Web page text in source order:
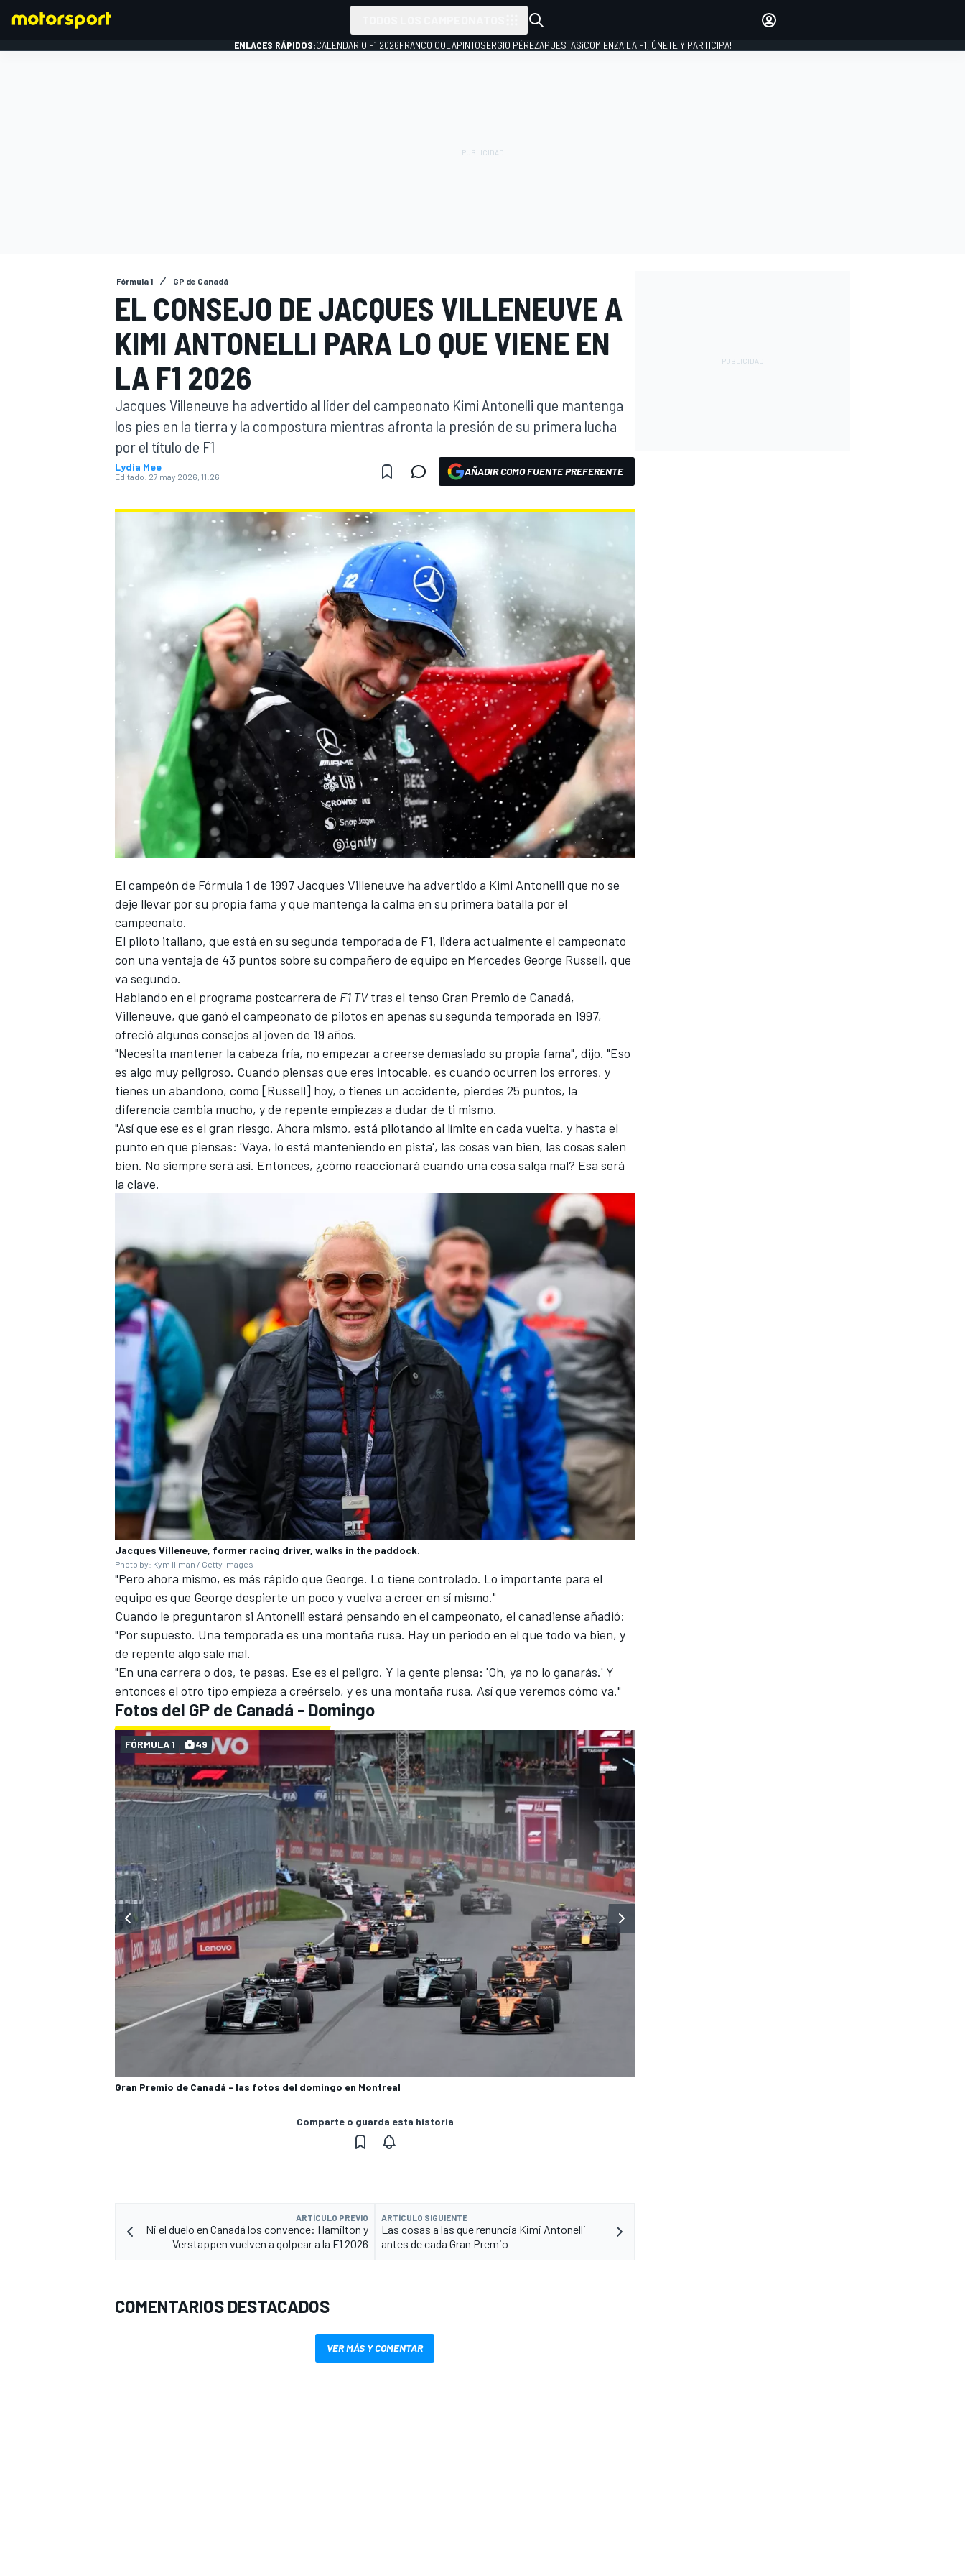
INDYCAR
NASCAR CUP
FÓRMULA E
MÁS CATEGORÍAS
INICIAR SESIÓN
ENLACES RÁPIDOS:CALENDARIO F1 2026FRANCO COLAPINTOSERGIO PÉREZAPUESTAS¡COMIENZA LA F1, ÚNETE Y PARTICIPA!
Fórmula 1 GP de Canadá
EL CONSEJO DE JACQUES VILLENEUVE A
KIMI ANTONELLI PARA LO QUE VIENE EN
LA F1 2026
Jacques Villeneuve ha advertido al líder del campeonato Kimi Antonelli que mantenga
los pies en la tierra y la compostura mientras afronta la presión de su primera lucha
por el título de F1
Lydia Mee
Editado: 27 may 2026, 11:26 AÑADIR COMO FUENTE PREFERENTE
El campeón de Fórmula 1 de 1997Jacques Villeneuve ha advertido a Kimi Antonelli que no se
deje llevar por su propia fama y que mantenga la calma en su primera batalla por el
campeonato.
El piloto italiano, que está en su segunda temporada de F1, lidera actualmente el campeonato
con una ventaja de 43 puntos sobre su compañero de equipo en Mercedes George Russell, que
va segundo.
Hablando en el programa postcarrera de F1 TVtras el tenso Gran Premio de Canadá,
Villeneuve, que ganó el campeonato de pilotos en apenas su segunda temporada en 1997,
ofreció algunos consejos al joven de 19 años.
"Necesita mantener la cabeza fría, no empezar a creerse demasiado su propia fama", dijo. "Eso
es algo muy peligroso. Cuando piensas que eres intocable, es cuando ocurren los errores, y
tienes un abandono, como [Russell] hoy, o tienes un accidente, pierdes 25 puntos, la
diferencia cambia mucho, y de repente empiezas a dudar de ti mismo.
"Así que ese es el gran riesgo. Ahora mismo, está pilotando al límite en cada vuelta, y hasta el
punto en que piensas: 'Vaya, lo está manteniendo en pista', las cosas van bien, las cosas salen
bien. No siempre será así. Entonces, ¿cómo reaccionará cuando una cosa salga mal? Esa será
la clave.
Jacques Villeneuve, former racing driver, walks in the paddock.
Photo by: Kym Illman / Getty Images
"Pero ahora mismo, es más rápido que George. Lo tiene controlado. Lo importante para el
equipo es que George despierte un poco y vuelva a creer en sí mismo."
Cuando le preguntaron si Antonelli estará pensando en el campeonato, el canadiense añadió:
"Por supuesto. Una temporada es una montaña rusa. Hay un periodo en el que todo va bien, y
de repente algo sale mal.
"En una carrera o dos, te pasas. Ese es el peligro. Y la gente piensa: 'Oh, ya no lo ganarás.' Y
entonces el otro tipo empieza a creérselo, y es una montaña rusa. Así que veremos cómo va."
Fotos del GP de Canadá - Domingo
Gran Premio de Canadá - las fotos del domingo en Montreal
FÓRMULA 1 49
Comparte o guarda esta historia
ARTÍCULO PREVIO
Ni el duelo en Canadá los convence: Hamilton y
Verstappen vuelven a golpear a la F1 2026
ARTÍCULO SIGUIENTE
Las cosas a las que renuncia Kimi Antonelli
antes de cada Gran Premio
COMENTARIOS DESTACADOS
VER MÁS Y COMENTAR